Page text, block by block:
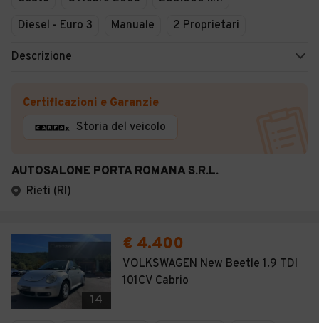
Diesel - Euro 3
Manuale 2 Proprietari
Descrizione
Certificazioni e Garanzie
Storia del veicolo
AUTOSALONE PORTA ROMANA S.R.L.
Rieti (RI)
14
€ 4.400
VOLKSWAGEN New Beetle 1.9 TDI
101CV Cabrio